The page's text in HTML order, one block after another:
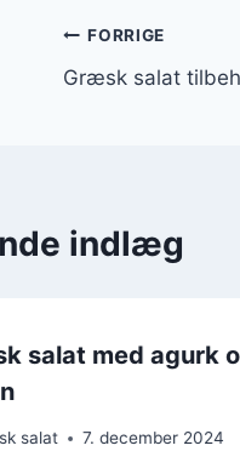
FORRIGE
Græsk salat
indlæg
salat med agurk
salat 7. december 2024